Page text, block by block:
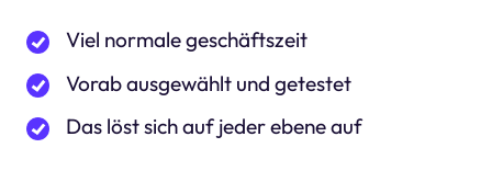
Viel normale geschäftszeit
Vorab ausgewählt und getestet
Das löst sich auf jeder ebene auf